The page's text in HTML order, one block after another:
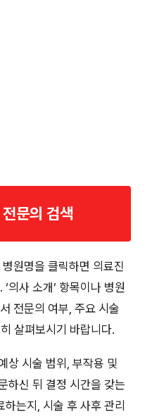
문의 검색
원명을 클릭하면 의료진
의사 소개’ 항목이나 병원
전문의 여부, 주요 시술
살펴보시기 바랍니다.
상 시술 범위, 부작용 및
하신 뒤 결정 시간을 갖는
는지, 시술 후 사후 관리